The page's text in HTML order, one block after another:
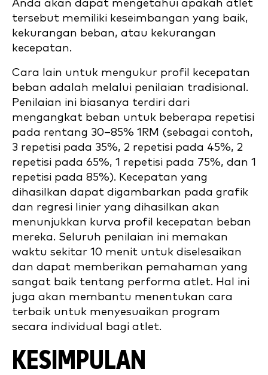
Anda akan dapat mengetahui apakah atlet
tersebut memiliki keseimbangan yang baik,
kekurangan beban, atau kekurangan
kecepatan.
Cara lain untuk mengukur profil kecepatan
beban adalah melalui penilaian tradisional.
Penilaian ini biasanya terdiri dari
mengangkat beban untuk beberapa repetisi
pada rentang 30–85% 1RM (sebagai contoh,
3 repetisi pada 35%, 2 repetisi pada 45%, 2
repetisi pada 65%, 1 repetisi pada 75%, dan 1
repetisi pada 85%). Kecepatan yang
dihasilkan dapat digambarkan pada grafik
dan regresi linier yang dihasilkan akan
menunjukkan kurva profil kecepatan beban
mereka. Seluruh penilaian ini memakan
waktu sekitar 10 menit untuk diselesaikan
dan dapat memberikan pemahaman yang
sangat baik tentang performa atlet. Hal ini
juga akan membantu menentukan cara
terbaik untuk menyesuaikan program
secara individual bagi atlet.
KESIMPULAN